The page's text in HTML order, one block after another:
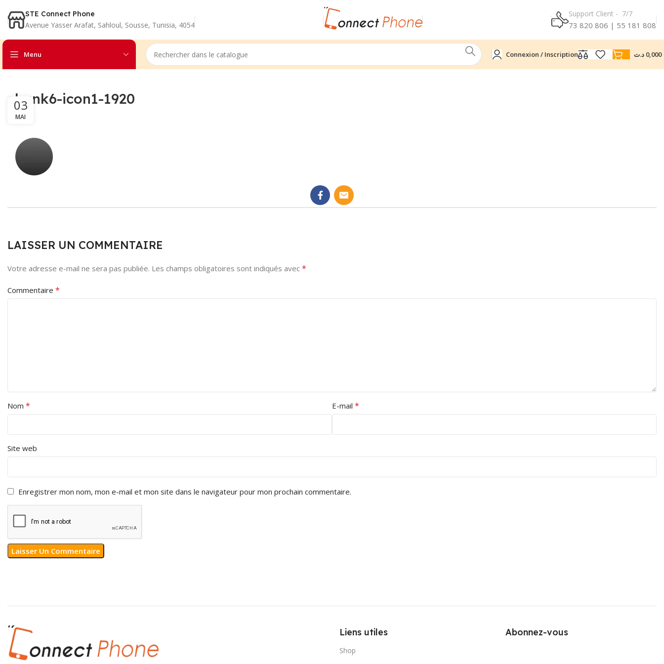
STE Connect Phone
Avenue Yasser Arafat, Sahloul, Sousse, Tunisia, 4054
Support Client - 7/7
73 820 806 | 55 181 808
Menu Connexion / Inscription 0,000 د.ت
chunk6-icon1-1920
03
MAI
LAISSER UN COMMENTAIRE
Votre adresse e-mail ne sera pas publiée. Les champs obligatoires sont indiqués avec *
Commentaire *
Nom * E-mail *
Site web
Enregistrer mon nom, mon e-mail et mon site dans le navigateur pour mon prochain commentaire.
Liens utiles
Shop
Abonnez-vous